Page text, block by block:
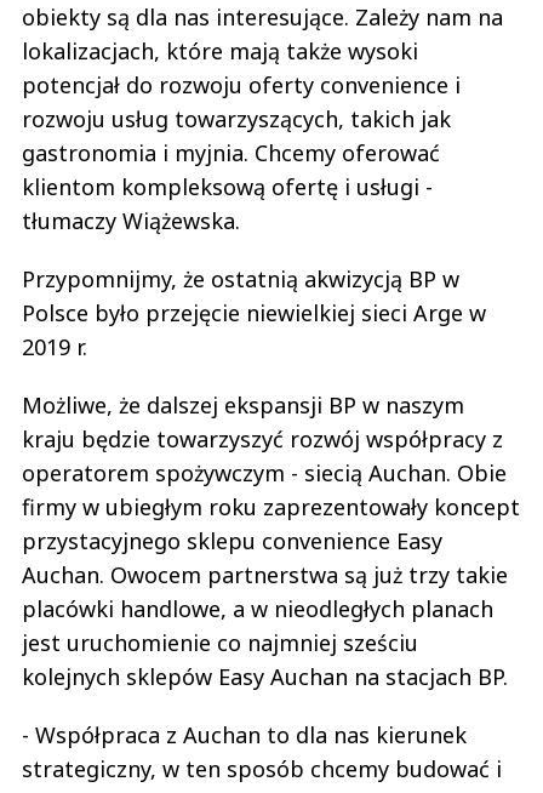
obiekty są dla nas interesujące. Zależy nam na
lokalizacjach, które mają także wysoki
potencjał do rozwoju oferty convenience i
rozwoju usług towarzyszących, takich jak
gastronomia i myjnia. Chcemy oferować
klientom kompleksową ofertę i usługi -
tłumaczy Wiążewska.
Przypomnijmy, że ostatnią akwizycją BP w
Polsce było przejęcie niewielkiej sieci Arge w
2019 r.
Możliwe, że dalszej ekspansji BP w naszym
kraju będzie towarzyszyć rozwój współpracy z
operatorem spożywczym - siecią Auchan. Obie
firmy w ubiegłym roku zaprezentowały koncept
przystacyjnego sklepu convenience Easy
Auchan. Owocem partnerstwa są już trzy takie
placówki handlowe, a w nieodległych planach
jest uruchomienie co najmniej sześciu
kolejnych sklepów Easy Auchan na stacjach BP.
- Współpraca z Auchan to dla nas kierunek
strategiczny, w ten sposób chcemy budować i